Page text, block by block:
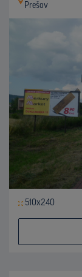
Prešov
510x240